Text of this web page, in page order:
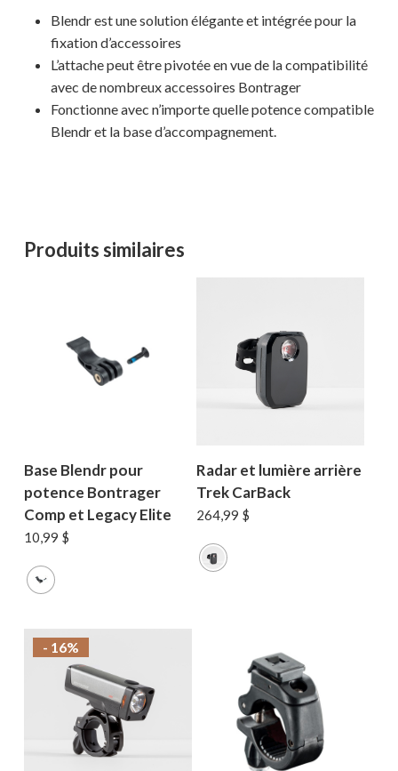
Blendr est une solution élégante et intégrée pour la
fixation d’accessoires
L’attache peut être pivotée en vue de la compatibilité
avec de nombreux accessoires Bontrager
Fonctionne avec n’importe quelle potence compatible
Blendr et la base d’accompagnement.
Produits similaires
Base Blendr pour
potence Bontrager
Comp et Legacy Elite
10,99 $
Radar et lumière arrière
Trek CarBack
264,99 $
- 16%